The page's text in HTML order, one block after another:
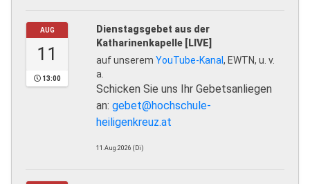
AUG
11
13:00
Dienstagsgebet aus der
Katharinenkapelle [LIVE]
auf unserem YouTube-Kanal, EWTN, u. v.
a.
Schicken Sie uns Ihr Gebetsanliegen
an: gebet@hochschule-
heiligenkreuz.at
11.Aug.2026 (Di)